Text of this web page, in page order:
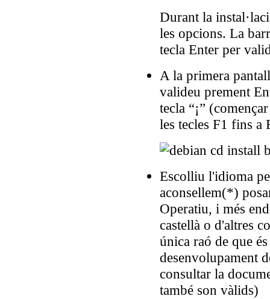
Durant la
les opcions. La
tecla Enter per
A la primera
valideu prement
tecla “¡”
les tecles F1 fins a
Escolliu l'idioma
aconsellem(*)
Operatiu, i més
castellà o d'altres
única raó de que
desenvolupament
consultar la
també son vàlids)